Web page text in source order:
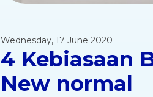
Wednesday, 17 June 2020
4 Kebiasaan
New normal